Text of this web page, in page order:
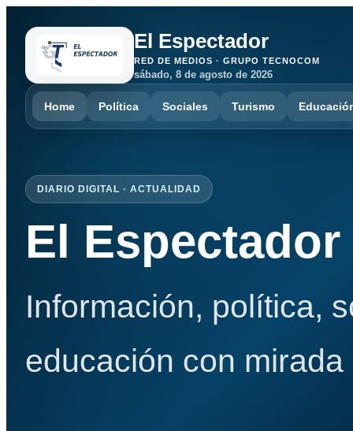
El Espectador
RED DE MEDIOS · GRUPO TECNOCOM
sábado, 8 de agosto de 2026
Home Política Sociales Turismo
DIARIO DIGITAL · ACTUALIDAD
El Espectador
Información, política,
educación con